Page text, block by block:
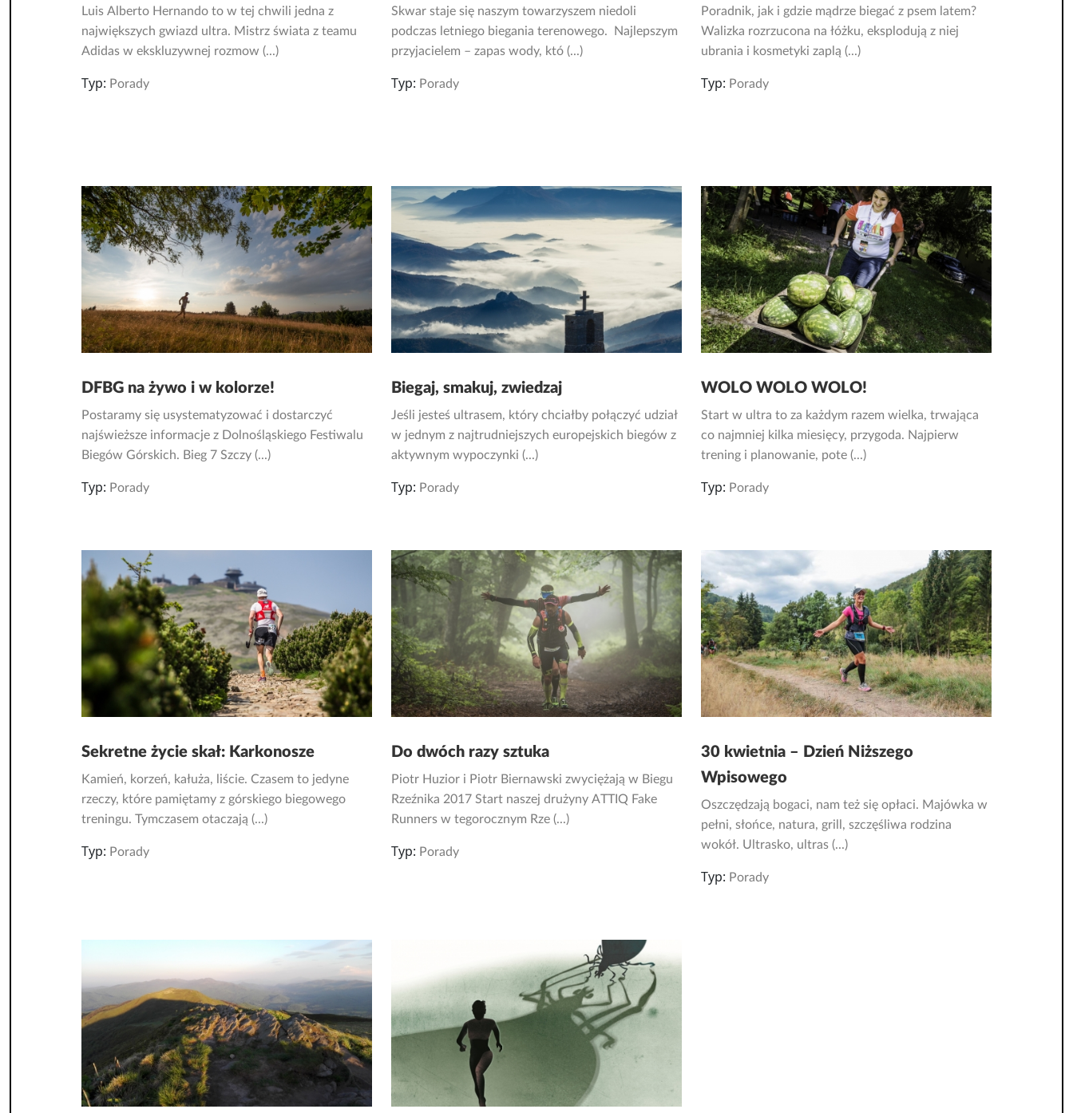
Luis Alberto Hernando to w tej chwili jedna z
największych gwiazd ultra. Mistrz świata z teamu
Adidas w ekskluzywnej rozmow (...)
Typ: Porady
Skwar staje się naszym towarzyszem niedoli
podczas letniego biegania terenowego. Najlepszym
przyjacielem – zapas wody, któ (...)
Typ: Porady
Poradnik, jak i gdzie mądrze biegać z psem latem?
Walizka rozrzucona na łóżku, eksplodują z niej
ubrania i kosmetyki zaplą (...)
Typ: Porady
DFBG na żywo i w kolorze!
Postaramy się usystematyzować i dostarczyć
najświeższe informacje z Dolnośląskiego Festiwalu
Biegów Górskich. Bieg 7 Szczy (...)
Typ: Porady
Biegaj, smakuj, zwiedzaj
Jeśli jesteś ultrasem, który chciałby połączyć udział
w jednym z najtrudniejszych europejskich biegów z
aktywnym wypoczynki (...)
Typ: Porady
WOLO WOLO WOLO!
Start w ultra to za każdym razem wielka, trwająca
co najmniej kilka miesięcy, przygoda. Najpierw
trening i planowanie, pote (...)
Typ: Porady
Sekretne życie skał: Karkonosze
Kamień, korzeń, kałuża, liście. Czasem to jedyne
rzeczy, które pamiętamy z górskiego biegowego
treningu. Tymczasem otaczają (...)
Typ: Porady
Do dwóch razy sztuka
Piotr Huzior i Piotr Biernawski zwyciężają w Biegu
Rzeźnika 2017 Start naszej drużyny ATTIQ Fake
Runners w tegorocznym Rze (...)
Typ: Porady
30 kwietnia – Dzień Niższego
Wpisowego
Oszczędzają bogaci, nam też się opłaci. Majówka w
pełni, słońce, natura, grill, szczęśliwa rodzina
wokół. Ultrasko, ultras (...)
Typ: Porady